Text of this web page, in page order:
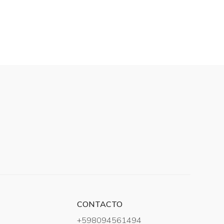
CONTACTO
+598094561494